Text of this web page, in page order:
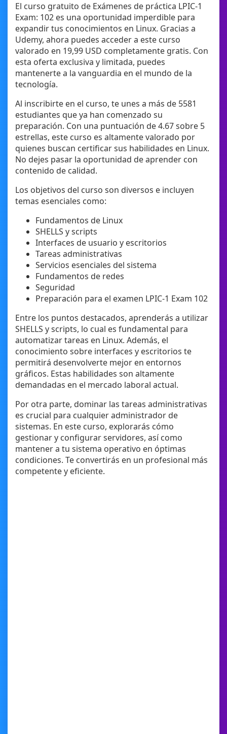
El curso gratuito de Exámenes de práctica LPIC-1
Exam: 102 es una oportunidad imperdible para
expandir tus conocimientos en Linux. Gracias a
Udemy, ahora puedes acceder a este curso
valorado en 19,99 USD completamente gratis. Con
esta oferta exclusiva y limitada, puedes
mantenerte a la vanguardia en el mundo de la
tecnología.
Al inscribirte en el curso, te unes a más de 5581
estudiantes que ya han comenzado su
preparación. Con una puntuación de 4.67 sobre 5
estrellas, este curso es altamente valorado por
quienes buscan certificar sus habilidades en Linux.
No dejes pasar la oportunidad de aprender con
contenido de calidad.
Los objetivos del curso son diversos e incluyen
temas esenciales como:
Fundamentos de Linux
SHELLS y scripts
Interfaces de usuario y escritorios
Tareas administrativas
Servicios esenciales del sistema
Fundamentos de redes
Seguridad
Preparación para el examen LPIC-1 Exam 102
Entre los puntos destacados, aprenderás a utilizar
SHELLS y scripts, lo cual es fundamental para
automatizar tareas en Linux. Además, el
conocimiento sobre interfaces y escritorios te
permitirá desenvolverte mejor en entornos
gráficos. Estas habilidades son altamente
demandadas en el mercado laboral actual.
Por otra parte, dominar las tareas administrativas
es crucial para cualquier administrador de
sistemas. En este curso, explorarás cómo
gestionar y configurar servidores, así como
mantener a tu sistema operativo en óptimas
condiciones. Te convertirás en un profesional más
competente y eficiente.